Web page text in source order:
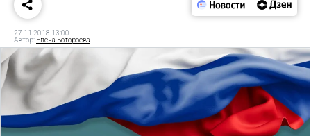
27.11.2018 13:00
Автор: Елена Ботороева